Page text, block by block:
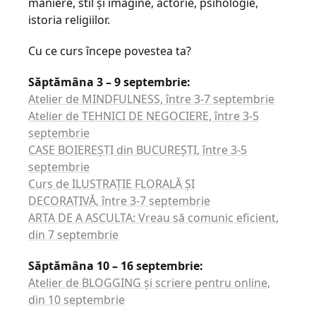
istoria religiilor.
Cu ce curs începe povestea ta?
Săptămâna 3 – 9 septembrie:
Atelier de MINDFULNESS, între 3-7 septembrie
Atelier de TEHNICI DE NEGOCIERE, între 3-5
septembrie
CASE BOIEREŞTI din BUCUREŞTI, între 3-5
septembrie
Curs de ILUSTRAŢIE FLORALĂ ŞI
DECORATIVĂ, între 3-7 septembrie
ARTA DE A ASCULTA: Vreau să comunic eficient,
din 7 septembrie
Săptămâna 10 – 16 septembrie:
Atelier de BLOGGING şi scriere pentru online,
din 10 septembrie